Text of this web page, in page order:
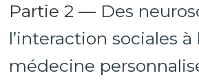
Partie 2 — Des
l’interaction sociales à
médecine